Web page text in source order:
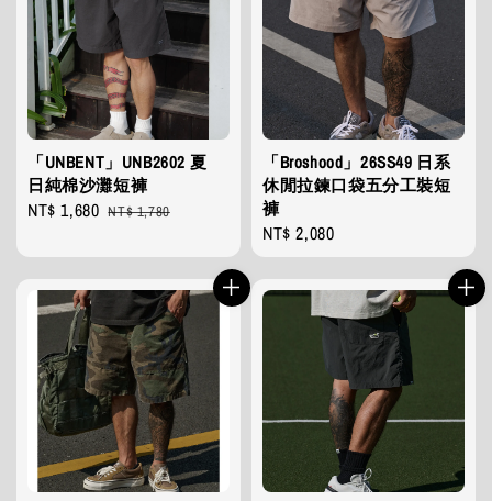
「UNBENT」UNB2602 夏
日純棉沙灘短褲
Sale
NT$ 1,680 Regular
NT$ 1,780
「Broshood」26SS49 日系
休閒拉鍊口袋五分工裝短
褲
Regular
price
NT$ 2,080